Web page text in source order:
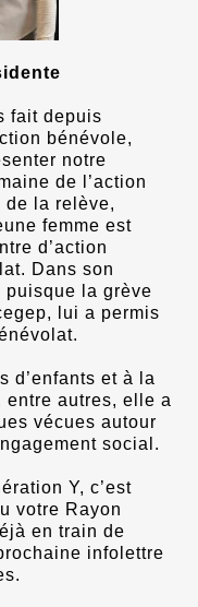
fait depuis
bénévole,
notre
de l’action
de la relève,
femme est
d’action
Dans son
puisque la grève
lui a permis
d’enfants et à la
entre autres, elle a
vécues autour
social.
Y, c’est
votre Rayon
en train de
infolettre